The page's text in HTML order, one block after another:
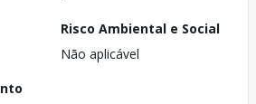
Risco Ambiental e Social
Não aplicável